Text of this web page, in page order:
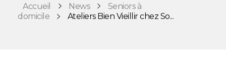
Accueil News
Seniors à
domicile
Ateliers Bien Vieillir chez So...